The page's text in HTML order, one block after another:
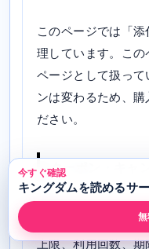
このページでは「
理しています。こ
ページとして扱っ
ンは変わるため、
ださい。
クーポン・キャ
初回クーポン、ポ
別セール、まとめ
上限、利用回数、
今すぐ確認
キングダムを読めるサ